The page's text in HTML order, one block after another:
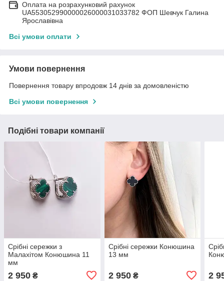
Оплата на розрахунковий рахунок
UA553052990000026000031033782 ФОП Шевчук Галина
Ярославівна
Всі умови оплати
Умови повернення
Повернення товару впродовж 14 днів за домовленістю
Всі умови повернення
Подібні товари компанії
Срібні сережки з
Малахітом Конюшина 11
мм
2 950 ₴
Срібні сережки Конюшина
13 мм
2 950₴ 2